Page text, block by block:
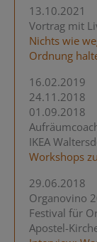
13.10.2021
Vortrag mit
Nichts wie
Ordnung
16.02.2019
24.11.2018
01.09.2018
IKEA
Workshops
29.06.2018
Organovino
Festival für
Apostel-